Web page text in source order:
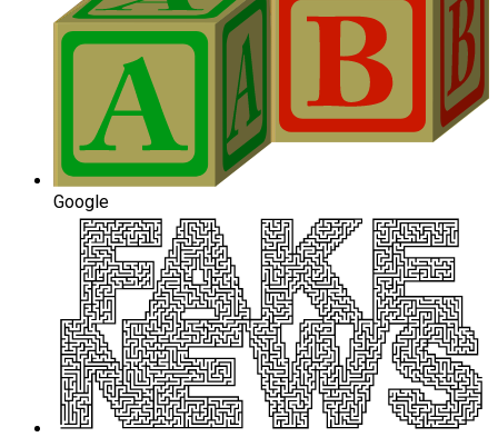
Google